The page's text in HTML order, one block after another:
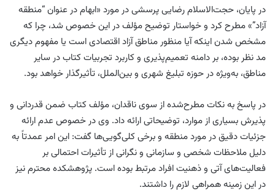
در پایان، حجت‌الاسلام رضایی پرسشی در مورد «ابهام در عنوان “منطقه
آزاد”» مطرح کرد و خواستار توضیح مؤلف در این خصوص شد، چرا که
مشخص شدن اینکه آیا منظور مناطق آزاد اقتصادی است یا مفهوم دیگری
مد نظر بوده، بر دامنه تعمیم‌پذیری و کاربرد تجربیات کتاب در سایر
مناطق، به‌ویژه در حوزه تبلیغ شهری و بین‌الملل، تأثیرگذار خواهد بود.
در پاسخ به نکات مطرح‌شده از سوی ناقدان، مؤلف کتاب ضمن قدردانی و
پذیرش بسیاری از موارد، توضیحاتی ارائه داد. وی در خصوص عدم ارائه
جزئیات دقیق در مورد منطقه و برخی کلی‌گویی‌ها گفت: این امر عمدتاً به
دلیل ملاحظات شخصی و سازمانی و نگرانی از تأثیرات احتمالی بر
فعالیت‌های آتی و ذهنیت افراد مرتبط بوده است. پژوهشکده محترم نیز
در این زمینه همراهی لازم را داشتند.